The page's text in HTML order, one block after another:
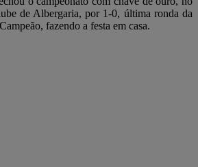
de Albergaria, por 1-0, última ronda da
fazendo a festa em casa.